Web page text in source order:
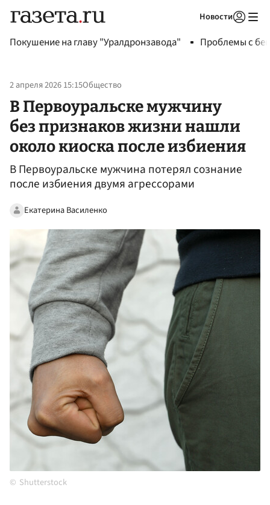
Новости
Покушение на главу "Уралдронзавода" Проблемы с
2 апреля 2026 15:15Общество
В Первоуральске мужчину
без признаков жизни нашли
около киоска после избиения
В Первоуральске мужчина потерял сознание
после избиения двумя агрессорами
Екатерина Василенко
Shutterstock